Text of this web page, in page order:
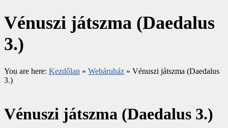
Vénuszi játszma (Daedalus
3.)
You are here: Kezdőlap » Webáruház » Vénuszi játszma (Daedalus
3.)
Vénuszi játszma (Daedalus 3.)